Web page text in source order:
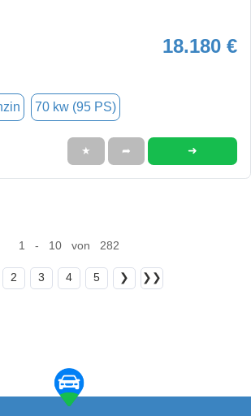
18.180 €
70 kw (95 PS)
★ ➦ ➜
1 - 10 von 282
2 3 4 5 ❯ ❯❯